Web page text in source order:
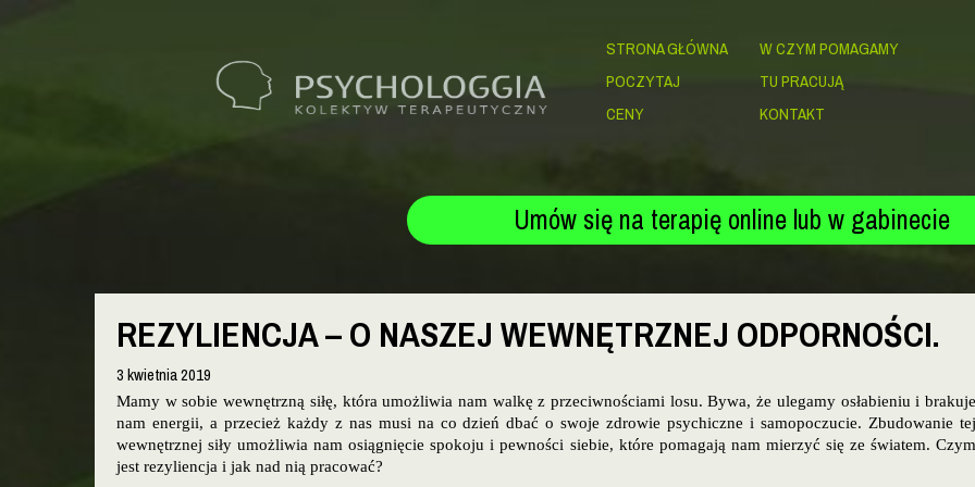
STRONA GŁÓWNA
W CZYM POMAGAMY
POCZYTAJ
TU PRACUJĄ
CENY
KONTAKT
Umów się na terapię online lub w gabinecie
REZYLIENCJA – O NASZEJ WEWNĘTRZNEJ ODPORNOŚCI.
3 kwietnia 2019
Mamy w sobie wewnętrzną siłę, która umożliwia nam walkę z przeciwnościami losu. Bywa, że ulegamy osłabieniu i brakuje
nam energii, a przecież każdy z nas musi na co dzień dbać o swoje zdrowie psychiczne i samopoczucie. Zbudowanie tej
wewnętrznej siły umożliwia nam osiągnięcie spokoju i pewności siebie, które pomagają nam mierzyć się ze światem. Czym
jest rezyliencja i jak nad nią pracować?